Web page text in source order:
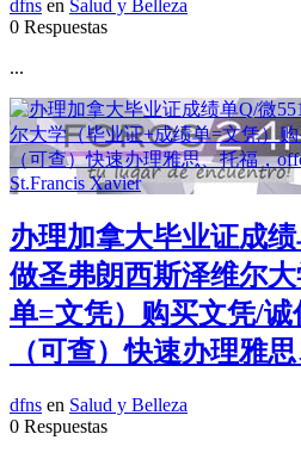
dfns en Salud y Belleza
0 Respuestas
...
办理加拿大毕业证成绩
做圣弗朗西斯泽维尔
单=文凭）购买文凭/
（可查）快速办理雅
dfns en Salud y Belleza
0 Respuestas